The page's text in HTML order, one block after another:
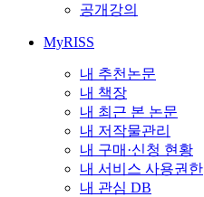
공개강의
MyRISS
내 추천논문
내 책장
내 최근 본 논문
내 저작물관리
내 구매·신청 현황
내 서비스 사용권한
내 관심 DB